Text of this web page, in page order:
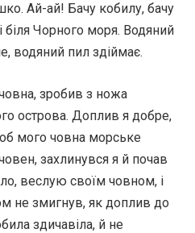
Ай-ай! Бачу кобилу, бачу
біля Чорного моря. Водяний
водяний пил здіймає.
зробив з ножа
острова. Доплив я добре,
мого човна морське
захлинувся я й почав
веслую своїм човном, і
не змигнув, як доплив до
здичавіла, й не